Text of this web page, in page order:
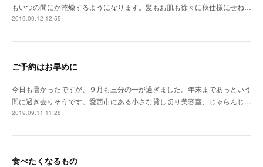
もいつの間にか乾燥するようになります。髪もお肌も徐々に秋仕様にせね…
2019.09.12 12:55
ご予約はお早めに
今日も暑かったですが、９月も三分の一が過ぎました。年末まであっという
間に過ぎ去りそうです。愛西市にある小さな貸し切り美容室、じゃらんじ…
2019.09.11 11:28
食べたくなるもの